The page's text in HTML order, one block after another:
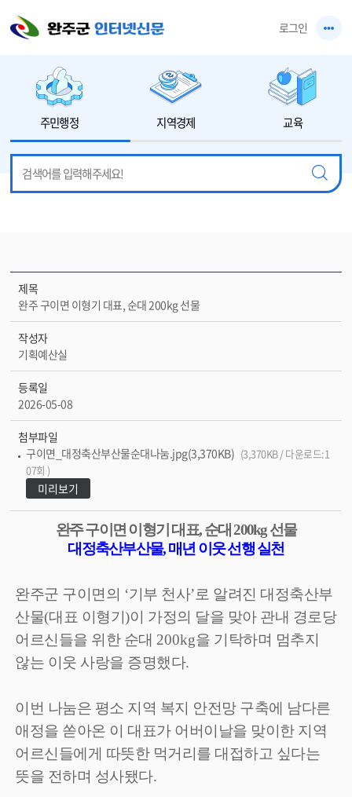
로그인
주민행정 지역경제 교육
제목
완주 구이면 이형기 대표, 순대 200kg 선물
작성자
기획예산실
등록일
2026-05-08
첨부파일
구이면_대정축산부산물순대나눔.jpg(3,370KB) (3,370KB / 다운로드:1
07회 )
미리보기
완주 구이면 이형기 대표,순대200kg선물
대정축산부산물,매년 이웃 선행 실천
완주군 구이면의 ‘기부 천사’로 알려진 대정축산부
산물(대표 이형기)이 가정의 달을 맞아 관내 경로당
어르신들을 위한 순대 200kg을 기탁하며 멈추지
않는 이웃 사랑을 증명했다.
이번 나눔은 평소 지역 복지 안전망 구축에 남다른
애정을 쏟아온 이 대표가 어버이날을 맞이한 지역
어르신들에게 따뜻한 먹거리를 대접하고 싶다는
뜻을 전하며 성사됐다.